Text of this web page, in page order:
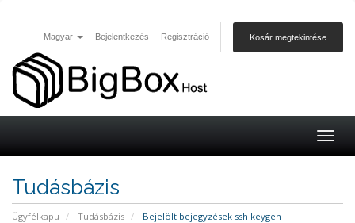
Magyar Bejelentkezés Regisztráció Kosár megtekintése
Tudásbázis
Ügyfélkapu Tudásbázis Bejelölt bejegyzések ssh keygen